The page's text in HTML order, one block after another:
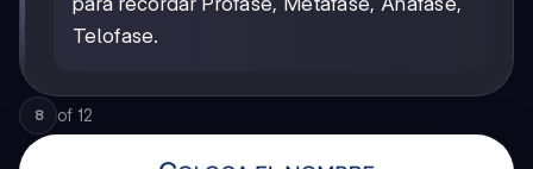
Telofase.
8 of 12